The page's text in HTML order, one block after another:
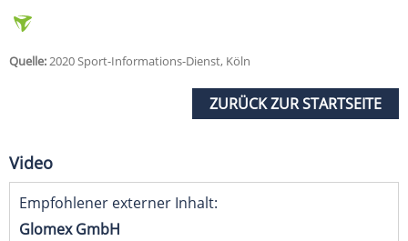
Quelle:2020 Sport-Informations-Dienst, Köln
ZURÜCK ZUR STARTSEITE
Video
Empfohlener externer Inhalt:
Glomex GmbH